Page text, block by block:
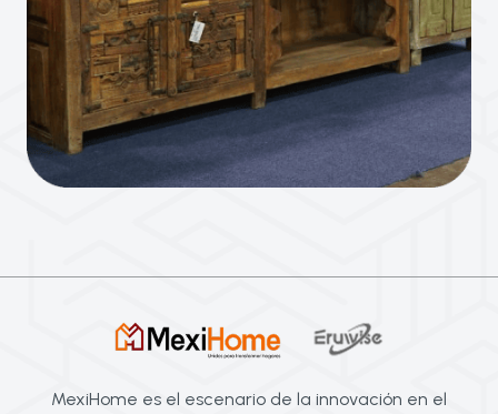
MexiHome es el escenario de la innovación en el